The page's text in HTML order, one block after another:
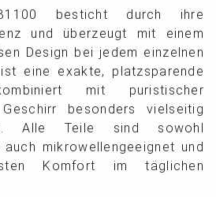
besticht durch ihre
und überzeugt mit einem
Design bei jedem einzelnen
eine exakte, platzsparende
mit puristischer
besonders vielseitig
Alle Teile sind sowohl
mikrowellengeeignet und
Komfort im täglichen